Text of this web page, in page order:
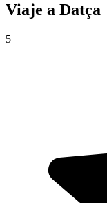
Viaje a Datça
5